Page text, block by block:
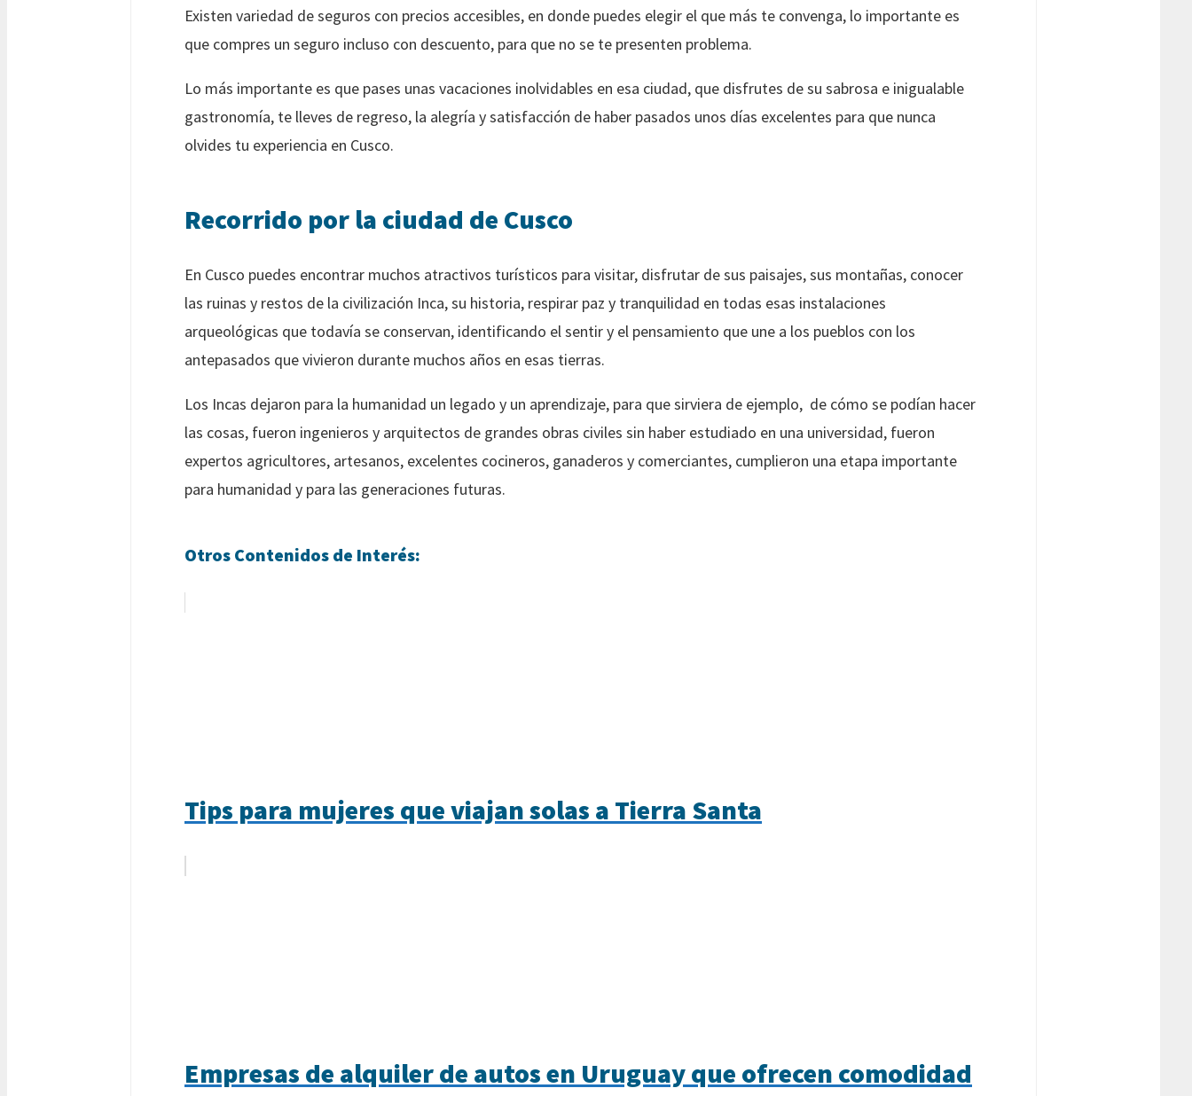
Existen variedad de seguros con precios accesibles, en donde puedes elegir el que más te convenga, lo importante es
que compres un seguro incluso con descuento, para que no se te presenten problema.
Lo más importante es que pases unas vacaciones inolvidables en esa ciudad, que disfrutes de su sabrosa e inigualable
gastronomía, te lleves de regreso, la alegría y satisfacción de haber pasados unos días excelentes para que nunca
olvides tu experiencia en Cusco.
Recorrido por la ciudad de Cusco
En Cusco puedes encontrar muchos atractivos turísticos para visitar, disfrutar de sus paisajes, sus montañas, conocer
las ruinas y restos de la civilización Inca, su historia, respirar paz y tranquilidad en todas esas instalaciones
arqueológicas que todavía se conservan, identificando el sentir y el pensamiento que une a los pueblos con los
antepasados que vivieron durante muchos años en esas tierras.
Los Incas dejaron para la humanidad un legado y un aprendizaje, para que sirviera de ejemplo, de cómo se podían hacer
las cosas, fueron ingenieros y arquitectos de grandes obras civiles sin haber estudiado en una universidad, fueron
expertos agricultores, artesanos, excelentes cocineros, ganaderos y comerciantes, cumplieron una etapa importante
para humanidad y para las generaciones futuras.
Otros Contenidos de Interés:
Tips para mujeres que viajan solas a Tierra Santa
Empresas de alquiler de autos en Uruguay que ofrecen comodidad